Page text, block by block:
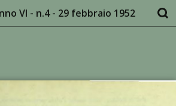
VI - n.4 - 29 febbraio 1952